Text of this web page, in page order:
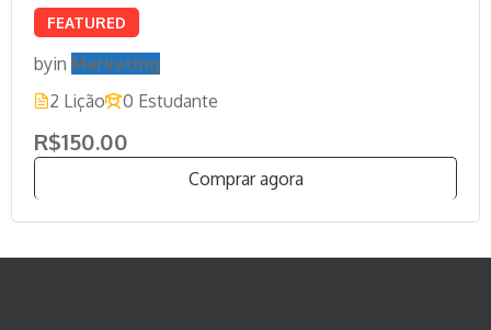
FEATURED
byin Marketing
2 Lição
0 Estudante
R$150.00
Comprar agora